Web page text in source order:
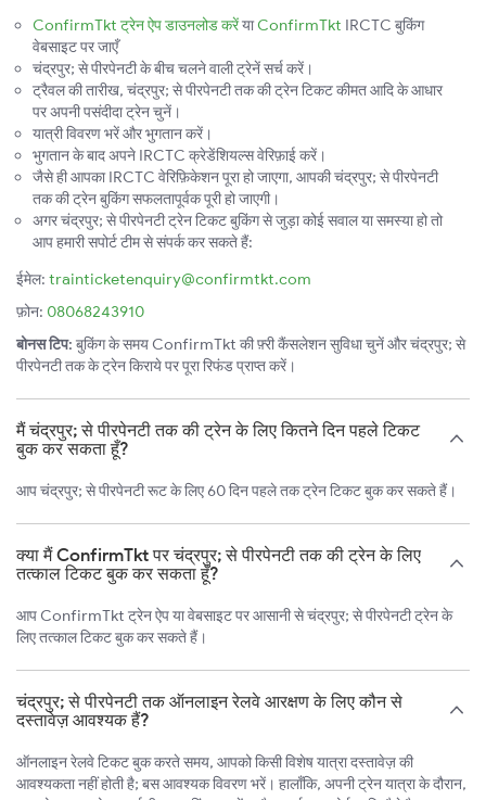
ConfirmTkt ट्रेन ऐप डाउनलोड करेंयाConfirmTkt IRCTC बुकिंग
वेबसाइट पर जाएँ
चंद्रपुर; से पीरपेनटी के बीच चलने वाली ट्रेनें सर्च करें।
ट्रैवल की तारीख, चंद्रपुर; से पीरपेनटी तक की ट्रेन टिकट कीमत आदि के आधार
पर अपनी पसंदीदा ट्रेन चुनें।
यात्री विवरण भरें और भुगतान करें।
भुगतान के बाद अपने IRCTC क्रेडेंशियल्स वेरिफ़ाई करें।
जैसे ही आपका IRCTC वेरिफ़िकेशन पूरा हो जाएगा, आपकी चंद्रपुर; से पीरपेनटी
तक की ट्रेन बुकिंग सफलतापूर्वक पूरी हो जाएगी।
अगर चंद्रपुर; से पीरपेनटी ट्रेन टिकट बुकिंग से जुड़ा कोई सवाल या समस्या हो तो
आप हमारी सपोर्ट टीम से संपर्क कर सकते हैं:
ईमेल: trainticketenquiry@confirmtkt.com
फ़ोन: 08068243910
बोनस टिप: बुकिंग के समय ConfirmTkt की फ़्री कैंसलेशन सुविधा चुनें और चंद्रपुर; से
पीरपेनटी तक के ट्रेन किराये पर पूरा रिफंड प्राप्त करें।
मैं चंद्रपुर; से पीरपेनटी तक की ट्रेन के लिए कितने दिन पहले टिकट
बुक कर सकता हूँ?
आप चंद्रपुर; से पीरपेनटी रूट के लिए 60 दिन पहले तक ट्रेन टिकट बुक कर सकते हैं।
क्या मैं ConfirmTkt पर चंद्रपुर; से पीरपेनटी तक की ट्रेन के लिए
तत्काल टिकट बुक कर सकता हूँ?
आप ConfirmTkt ट्रेन ऐप या वेबसाइट पर आसानी से चंद्रपुर; से पीरपेनटी ट्रेन के
लिए तत्काल टिकट बुक कर सकते हैं।
चंद्रपुर; से पीरपेनटी तक ऑनलाइन रेलवे आरक्षण के लिए कौन से
दस्तावेज़ आवश्यक हैं?
ऑनलाइन रेलवे टिकट बुक करते समय, आपको किसी विशेष यात्रा दस्तावेज़ की
आवश्यकता नहीं होती है; बस आवश्यक विवरण भरें। हालाँकि, अपनी ट्रेन यात्रा के दौरान,